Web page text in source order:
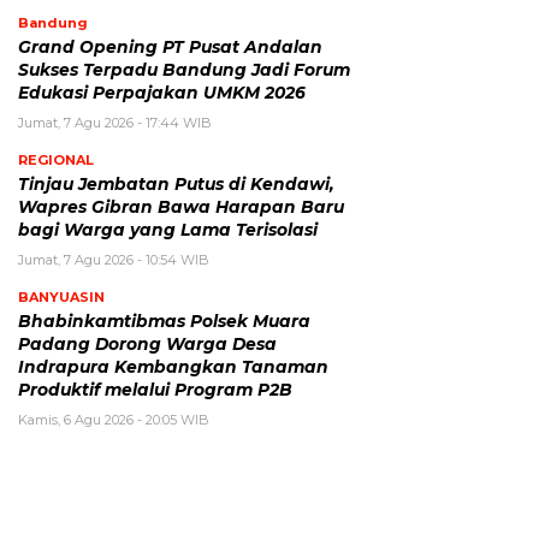
Bandung
Grand Opening PT Pusat Andalan
Sukses Terpadu Bandung Jadi Forum
Edukasi Perpajakan UMKM 2026
Jumat, 7 Agu 2026 - 17:44 WIB
REGIONAL
Tinjau Jembatan Putus di Kendawi,
Wapres Gibran Bawa Harapan Baru
bagi Warga yang Lama Terisolasi
Jumat, 7 Agu 2026 - 10:54 WIB
BANYUASIN
Bhabinkamtibmas Polsek Muara
Padang Dorong Warga Desa
Indrapura Kembangkan Tanaman
Produktif melalui Program P2B
Kamis, 6 Agu 2026 - 20:05 WIB